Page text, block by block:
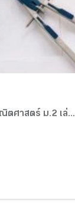
ตศาสตร์ ม.2 เล่...